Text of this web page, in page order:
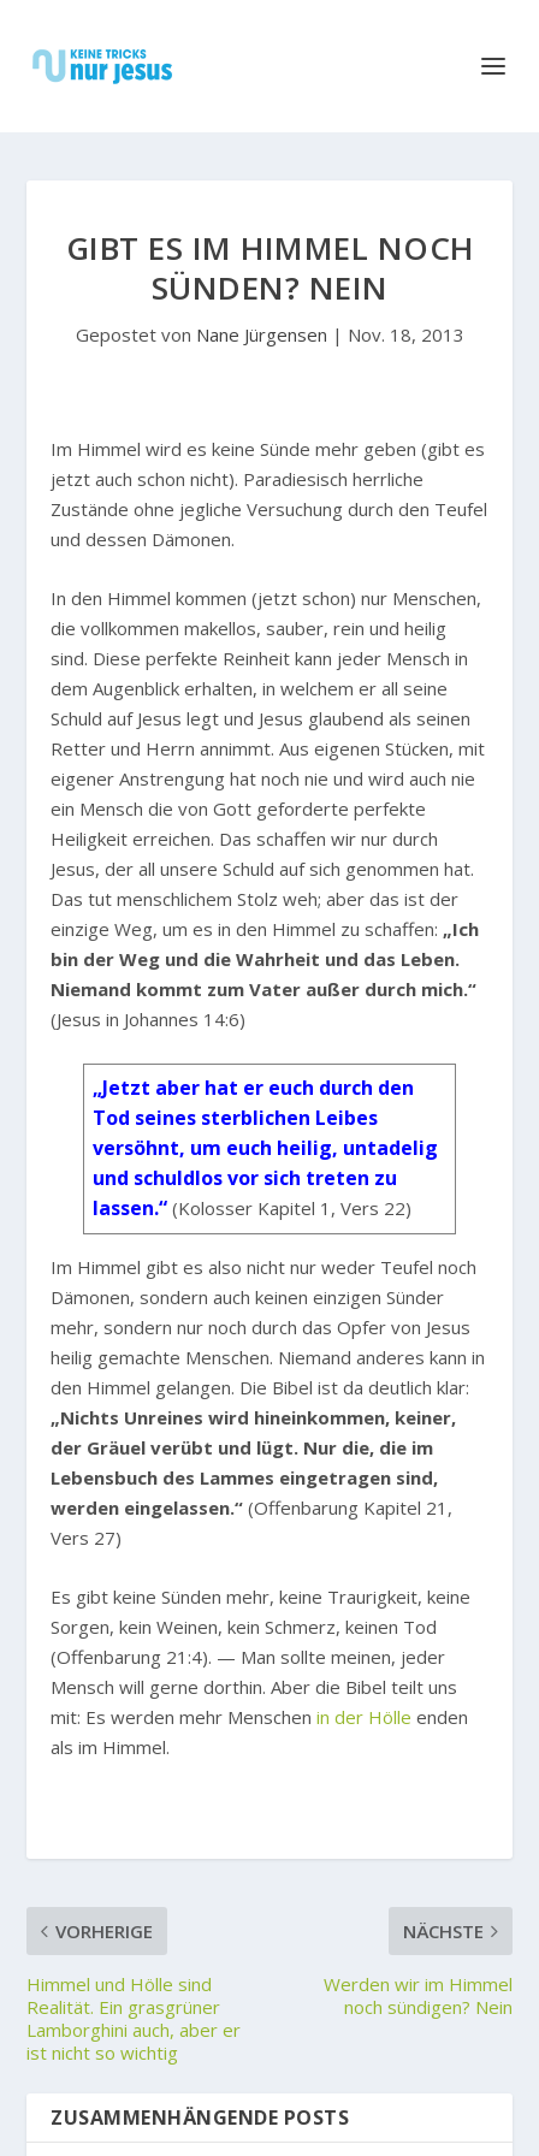
GIBT ES IM HIMMEL NOCH
SÜNDEN? NEIN
Gepostet von Nane Jürgensen | Nov. 18, 2013
Im Himmel wird es keine Sünde mehr geben (gibt es
jetzt auch schon nicht). Paradiesisch herrliche
Zustände ohne jegliche Versuchung durch den Teufel
und dessen Dämonen.
In den Himmel kommen (jetzt schon) nur Menschen,
die vollkommen makellos, sauber, rein und heilig
sind. Diese perfekte Reinheit kann jeder Mensch in
dem Augenblick erhalten, in welchem er all seine
Schuld auf Jesus legt und Jesus glaubend als seinen
Retter und Herrn annimmt. Aus eigenen Stücken, mit
eigener Anstrengung hat noch nie und wird auch nie
ein Mensch die von Gott geforderte perfekte
Heiligkeit erreichen. Das schaffen wir nur durch
Jesus, der all unsere Schuld auf sich genommen hat.
Das tut menschlichem Stolz weh; aber das ist der
einzige Weg, um es in den Himmel zu schaffen: „Ich
bin der Weg und die Wahrheit und das Leben.
Niemand kommt zum Vater außer durch mich.“
(Jesus in Johannes 14:6)
„Jetzt aber hat er euch durch den
Tod seines sterblichen Leibes
versöhnt, um euch heilig, untadelig
und schuldlos vor sich treten zu
lassen.“ (Kolosser Kapitel 1, Vers 22)
Im Himmel gibt es also nicht nur weder Teufel noch
Dämonen, sondern auch keinen einzigen Sünder
mehr, sondern nur noch durch das Opfer von Jesus
heilig gemachte Menschen. Niemand anderes kann in
den Himmel gelangen. Die Bibel ist da deutlich klar:
„Nichts Unreines wird hineinkommen, keiner,
der Gräuel verübt und lügt. Nur die, die im
Lebensbuch des Lammes eingetragen sind,
werden eingelassen.“ (Offenbarung Kapitel 21,
Vers 27)
Es gibt keine Sünden mehr, keine Traurigkeit, keine
Sorgen, kein Weinen, kein Schmerz, keinen Tod
(Offenbarung 21:4). — Man sollte meinen, jeder
Mensch will gerne dorthin. Aber die Bibel teilt uns
mit: Es werden mehr Menschenin der Hölle enden
als im Himmel.
VORHERIGE
Himmel und Hölle sind
Realität. Ein grasgrüner
Lamborghini auch, aber er
ist nicht so wichtig
NÄCHSTE
Werden wir im Himmel
noch sündigen? Nein
ZUSAMMENHÄNGENDE POSTS